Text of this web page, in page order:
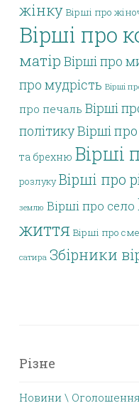
жінку Вірші про
Вірші про
матір Вірші про
про мудрість Вірші
про печаль Вірші
політикуВірші
та брехню Вірші
розлуку Вірші про
землю Вірші про село
життя Вірші про
сатира Збірники
Різне
Новини \ Оголошення